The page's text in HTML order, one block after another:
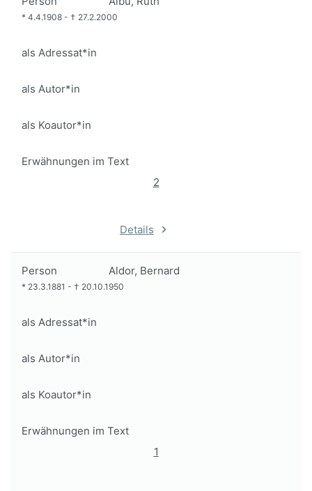
* 4.4.1908 - † 27.2.2000
als Adressat*in
als Autor*in
als Koautor*in
Erwähnungen im Text
2
Details
Person Aldor, Bernard
* 23.3.1881 - † 20.10.1950
als Adressat*in
als Autor*in
als Koautor*in
Erwähnungen im Text
1